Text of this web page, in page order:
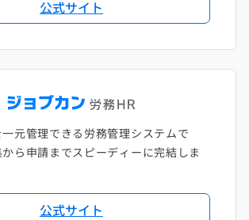
公式サイト
元管理できる労務管理システムで
ら申請までスピーディーに完結しま
公式サイト